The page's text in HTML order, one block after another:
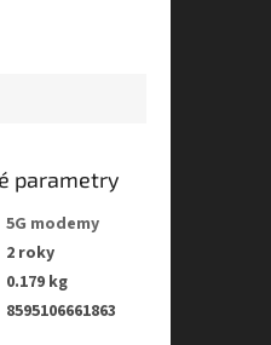
parametry
5G modemy
2 roky
0.179 kg
8595106661863